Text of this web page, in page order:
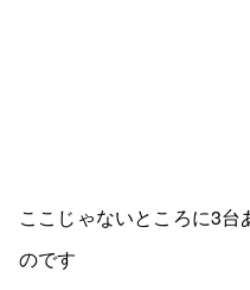
ここじゃないところに3
のです